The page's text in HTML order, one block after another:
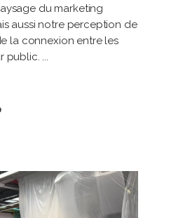
du marketing
aussi notre perception de
la connexion entre les
public.